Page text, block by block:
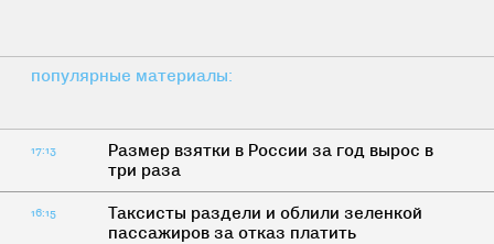
популярные материалы:
17:13
Размер взятки в России за год вырос в
три раза
16:15
Таксисты раздели и облили зеленкой
пассажиров за отказ платить